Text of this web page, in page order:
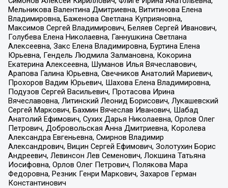
Мельникова Валентина Дмитриевна, Вититинова Елена
Владимировна, Баженова Светлана Куприяновна,
Максимов Сергей Владимирович, Беляев Сергей Иванович,
Голубева Елена Николаевна, Ганнушкина Светлана
Алексеевна, Закс Елена Владимировна, Буртина Елена
Юрьевна, Гендель Людмила Залмановна, Кокорина
Екатерина Алексеевна, Шуманов Илья Вячеславович,
Арапова Галина Юрьевна, Свечников Анатолий Мариевич,
Прохоров Вадим Юрьевич, Шахова Елена Владимировна,
Подузов Сергей Васильевич, Протасова Ирина
Вячеславовна, Литинский Леонид Борисович, Лукашевский
Сергей Маркович, Бахмин Вячеслав Иванович, Шабад
Анатолий Ефимович, Сухих Дарья Николаевна, Орлов Олег
Петрович, Добровольская Анна Дмитриевна, Королева
Александра Евгеньевна, Смирнов Владимир
Александрович, Вицин Сергей Ефимович, Золотухин Борис
Андреевич, Левинсон Лев Семенович, Локшина Татьяна
Иосифовна, Орлов Олег Петрович, Полякова Мара
Федоровна, Резник Генри Маркович, Захаров Герман
Константинович